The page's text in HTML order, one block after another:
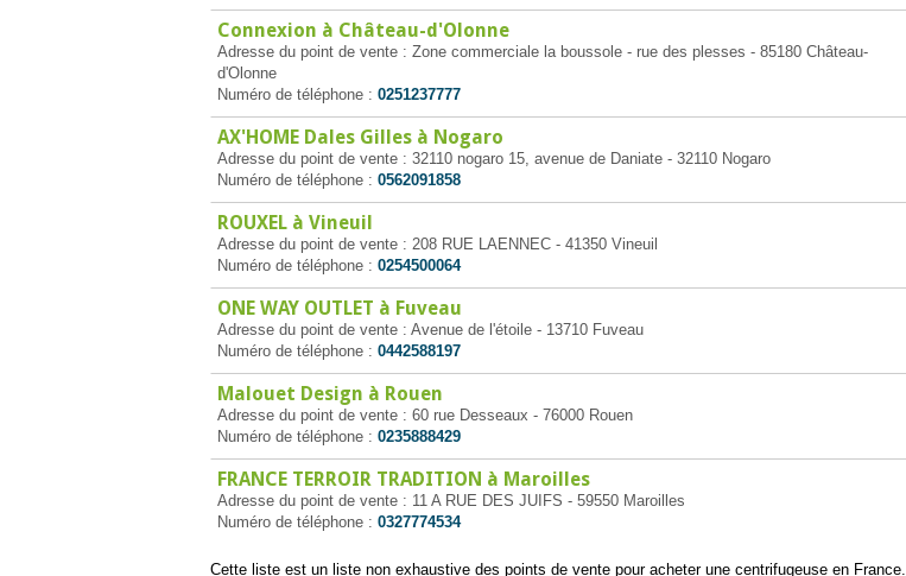
Connexion à Château-d'Olonne
Adresse du point de vente : Zone commerciale la boussole - rue des plesses - 85180 Château-
d'Olonne
Numéro de téléphone : 0251237777
AX'HOME Dales Gilles à Nogaro
Adresse du point de vente : 32110 nogaro 15, avenue de Daniate - 32110 Nogaro
Numéro de téléphone : 0562091858
ROUXEL à Vineuil
Adresse du point de vente : 208 RUE LAENNEC - 41350 Vineuil
Numéro de téléphone : 0254500064
ONE WAY OUTLET à Fuveau
Adresse du point de vente : Avenue de l'étoile - 13710 Fuveau
Numéro de téléphone : 0442588197
Malouet Design à Rouen
Adresse du point de vente : 60 rue Desseaux - 76000 Rouen
Numéro de téléphone : 0235888429
FRANCE TERROIR TRADITION à Maroilles
Adresse du point de vente : 11 A RUE DES JUIFS - 59550 Maroilles
Numéro de téléphone : 0327774534
Cette liste est un liste non exhaustive des points de vente pour acheter une centrifugeuse en France.